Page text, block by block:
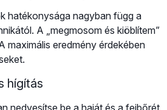
hatékonysága nagyban függ a
A „megmosom és kiöblítem”
maximális eredmény érdekében
hígítás